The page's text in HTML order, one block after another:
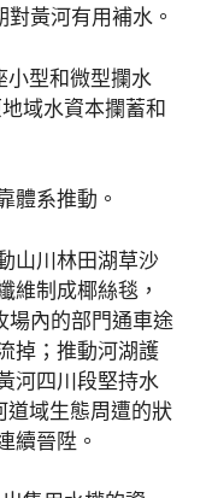
黃河有用補水。
小型和微型攔水
域水資本攔蓄和
體系推動。
山川林田湖草沙
維制成椰絲毯，
場內的部門通車途
掉；推動河湖護
河四川段堅持水
域生態周遭的狀
續晉陞。